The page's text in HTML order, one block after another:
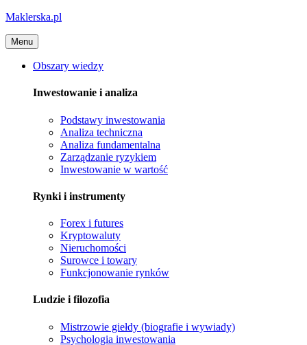
Maklerska.pl
Menu
Obszary wiedzy
Inwestowanie i analiza
Podstawy inwestowania
Analiza techniczna
Analiza fundamentalna
Zarządzanie ryzykiem
Inwestowanie w wartość
Rynki i instrumenty
Forex i futures
Kryptowaluty
Nieruchomości
Surowce i towary
Funkcjonowanie rynków
Ludzie i filozofia
Mistrzowie giełdy (biografie i wywiady)
Psychologia inwestowania